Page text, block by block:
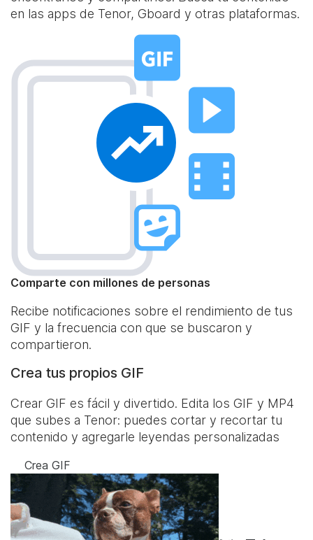
en las apps de Tenor, Gboard y otras plataformas.
Comparte con millones de personas
Recibe notificaciones sobre el rendimiento de tus
GIF y la frecuencia con que se buscaron y
compartieron.
Crea tus propios GIF
Crear GIF es fácil y divertido. Edita los GIF y MP4
que subes a Tenor: puedes cortar y recortar tu
contenido y agregarle leyendas personalizadas
Crea GIF